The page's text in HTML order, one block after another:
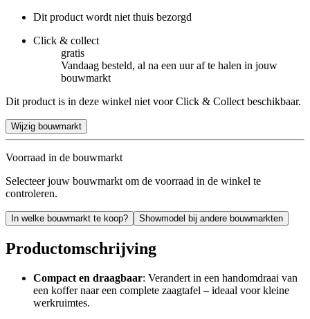
Dit product wordt niet thuis bezorgd
Click & collect
gratis
Vandaag besteld, al na een uur af te halen in jouw
bouwmarkt
Dit product is in deze winkel niet voor Click & Collect beschikbaar.
Wijzig bouwmarkt
Voorraad in de bouwmarkt
Selecteer jouw bouwmarkt om de voorraad in de winkel te
controleren.
In welke bouwmarkt te koop? Showmodel bij andere bouwmarkten
Productomschrijving
Compact en draagbaar: Verandert in een handomdraai van
een koffer naar een complete zaagtafel – ideaal voor kleine
werkruimtes.